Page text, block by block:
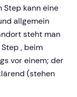
Step kann eine
allgemein
steht man
, beim
vor einem; der
(stehen